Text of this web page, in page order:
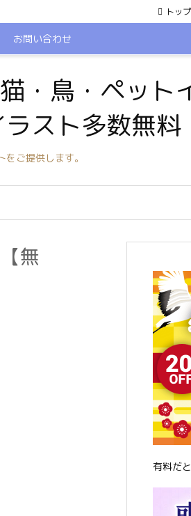
お問い合わせ
トッ
鳥・ペット
スト多数無料
ご提供します。
無
有料だ